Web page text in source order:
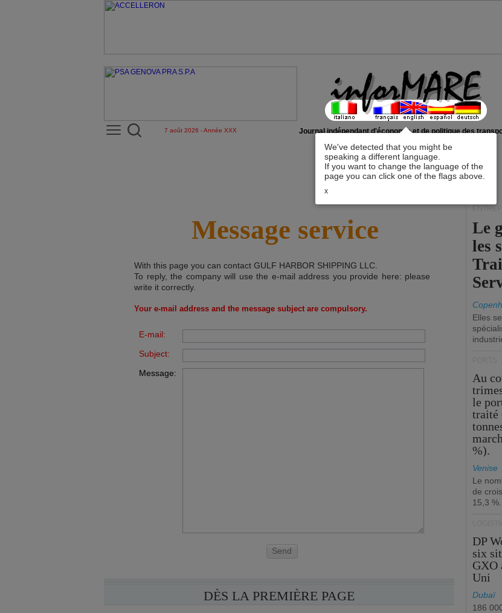
We've detected that you might be
speaking a different language.
If you want to change the language of the
page you can click one of the flags above.
x
7 août 2026 - Année XXX Journal indépendant d'économie et de politique des
Message service
With this page you can contact GULF HARBOR SHIPPING LLC
To reply, the company will use the e-mail address you provide here: please
write it correctly.
Your e-mail address and the message subject are compulsory.
E-mail:
Subject:
Message:
Send
DÈS LA PREMIÈRE PAGE
Le
les
Elles
Au
le
traité
%).
Venise
Le
de
15,3 %.
DP
six
GXO
Uni
Dubaï
186